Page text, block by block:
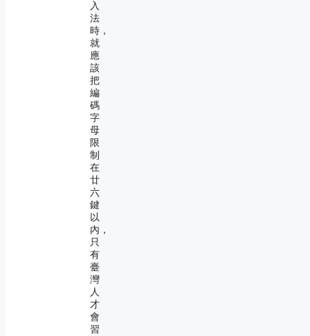
入
法
時，
就
應
該
把
編
碼
字
母
限
制
在
廿
六
鍵
以
內，
只
有
臺
灣
人
才
會
習